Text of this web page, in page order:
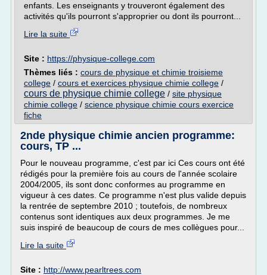
enfants. Les enseignants y trouveront également des
activités qu'ils pourront s'approprier ou dont ils pourront...
Lire la suite
Site : https://physique-college.com
Thèmes liés : cours de physique et chimie troisieme
college / cours et exercices physique chimie college /
cours de physique chimie college / site physique
chimie college / science physique chimie cours exercice
fiche
2nde physique chimie ancien programme:
cours, TP ...
Pour le nouveau programme, c'est par ici Ces cours ont été
rédigés pour la première fois au cours de l'année scolaire
2004/2005, ils sont donc conformes au programme en
vigueur à ces dates. Ce programme n'est plus valide depuis
la rentrée de septembre 2010 ; toutefois, de nombreux
contenus sont identiques aux deux programmes. Je me
suis inspiré de beaucoup de cours de mes collègues pour...
Lire la suite
Site : http://www.pearltrees.com